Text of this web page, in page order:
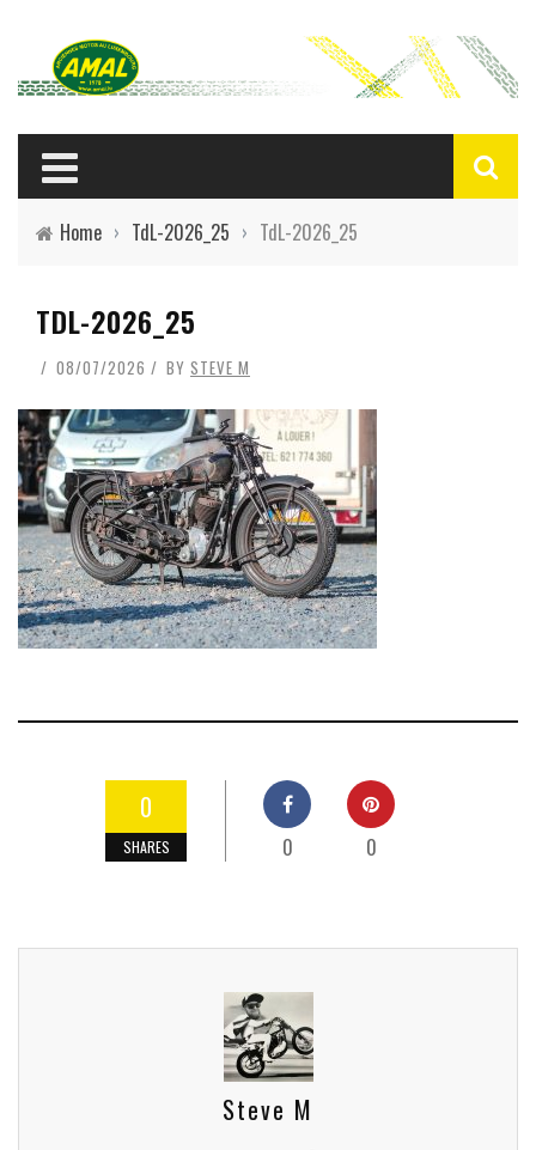
Home › TdL-2026_25 › TdL-2026_25
TDL-2026_25
08/07/2026 BY STEVE M
0
SHARES 0 0
Steve M